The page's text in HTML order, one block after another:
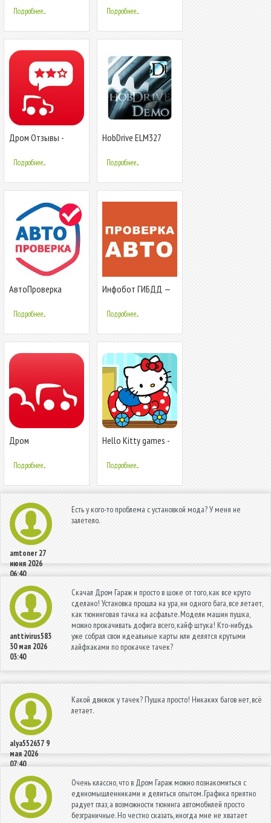
Подробнее...
мотоциклов и
скутеров
Подробнее...
Дром Отзывы -
автовладельцев об
авто
Подробнее...
HobDrive ELM327
БортКомп и
Диагностика
Подробнее...
АвтоПроверка
гос номеру, вин коду
Подробнее...
Инфобот ГИБДД —
вин и госномеру
Подробнее...
Дром
Подробнее...
Hello Kitty games -
Подробнее...
amtoner 27
июня 2026
06:40
Есть у кого-то проблема с установкой мода? У меня не
залетело.
anttivirus583
30 мая 2026
03:40
Скачал Дром Гараж и просто в шоке от того, как все круто
сделано! Установка прошла на ура, ни одного бага, все летает,
как тюнинговая тачка на асфальте. Модели машин пушка,
можно прокачивать дофига всего, кайф штука! Кто-нибудь
уже собрал свои идеальные карты или делятся крутыми
лайфхаками по прокачке тачек?
alya552657 9
мая 2026
07:40
Какой движок у тачек? Пушка просто! Никаких багов нет, всё
летает.
Очень классно, что в Дром Гараж можно познакомиться с
единомышленниками и делиться опытом. Графика приятно
радует глаз, а возможности тюнинга автомобилей просто
безграничные. Но честно сказать, иногда мне не хватает